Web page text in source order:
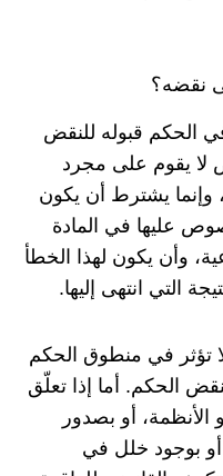
نقضه؟
الحكم قبوله للنقض
لا يقوم على مجرد
وإنما يشترط أن يكون
عليها في المادة
وأن يكون لهذا الخطأ
التي انتهى إليها.
تؤثر في منطوق الحكم
الحكم. أما إذا تعلّق
الأنظمة، أو بصدور
بوجود خلل في